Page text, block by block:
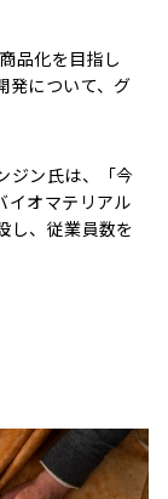
品化を目指し
発について、グ
ジン氏は、「今
イオマテリアル
し、従業員数を